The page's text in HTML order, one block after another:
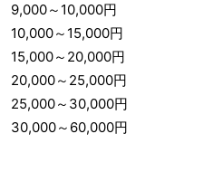
9,000～ 10,000円
10,000～ 15,000円
15,000～ 20,000円
20,000～ 25,000円
25,000～ 30,000円
30,000～ 60,000円